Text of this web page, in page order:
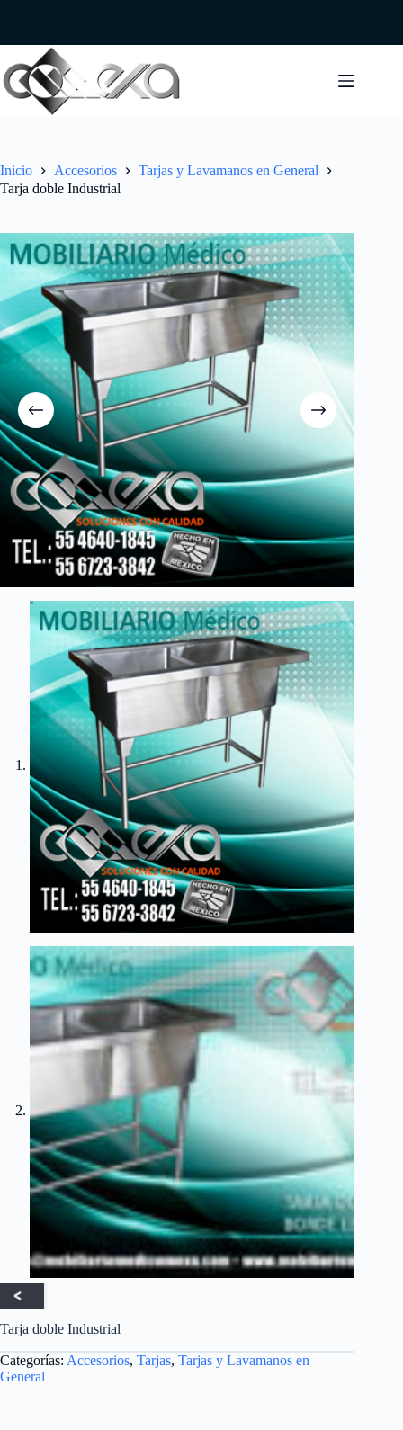
Inicio Accesorios
Tarjas y Lavamanos en General
Tarja doble Industrial
Tarja doble Industrial
Categorías: Accesorios, Tarjas, Tarjas y Lavamanos en
General